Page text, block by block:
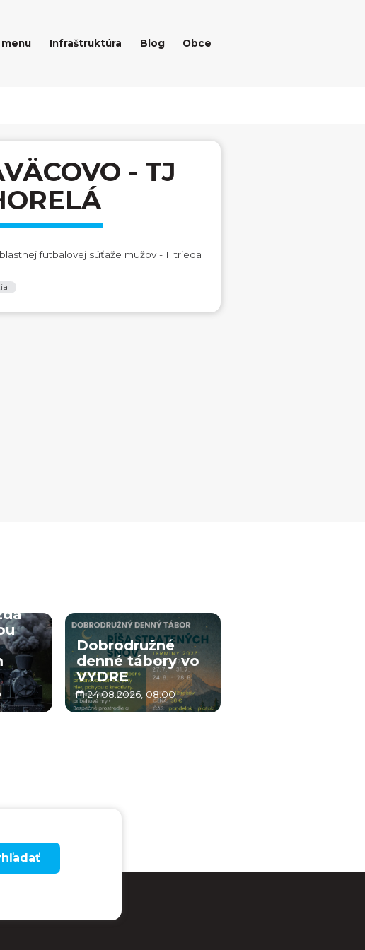
Infraštruktúra Blog Obce
- TJ
futbalovej súťaže mužov - I. trieda
Dobrodružné
denné tábory vo
VYDRE
24.08.2026, 08:00